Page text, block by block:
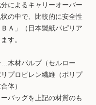
によるキャリーオーバー
の中で、比較的に安全性
Ａ」（日本製紙パピリア
す。
…木材パルプ（セルロー
プロピレン繊維（ポリプ
体）
バッグを上記の材質のも